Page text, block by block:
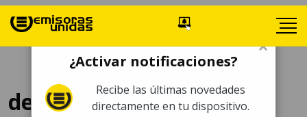
debut Liga MX
×
¿Activar notificaciones?
Recibe las últimas novedades
directamente en tu dispositivo.